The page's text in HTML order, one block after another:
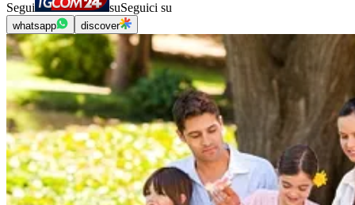
Segui suSeguici su
whatsapp discover